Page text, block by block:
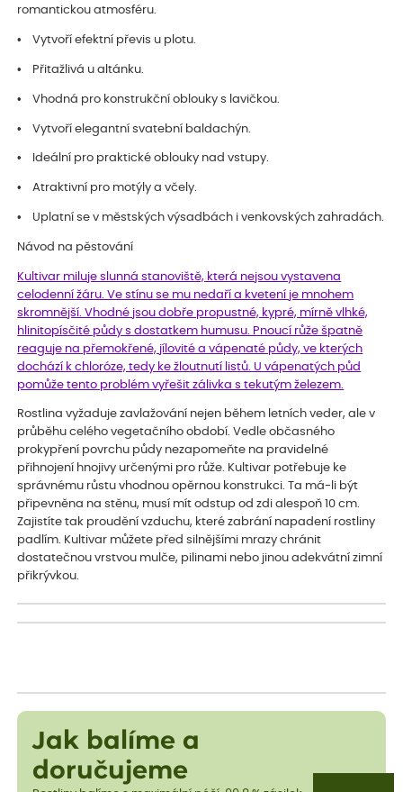
romantickou atmosféru.
• Vytvoří efektní převis u plotu.
• Přitažlivá u altánku.
• Vhodná pro konstrukční oblouky s lavičkou.
• Vytvoří elegantní svatební baldachýn.
• Ideální pro praktické oblouky nad vstupy.
• Atraktivní pro motýly a včely.
• Uplatní se v městských výsadbách i venkovských zahradách.
Návod na pěstování
Kultivar miluje slunná stanoviště, která nejsou vystavena
celodenní žáru. Ve stínu se mu nedaří a kvetení je mnohem
skromnější. Vhodné jsou dobře propustné, kypré, mírně vlhké,
hlinitopísčité půdy s dostatkem humusu. Pnoucí růže špatně
reaguje na přemokřené, jílovité a vápenaté půdy, ve kterých
dochází k chloróze, tedy ke žloutnutí listů. U vápenatých půd
pomůže tento problém vyřešit zálivka s tekutým železem.
Rostlina vyžaduje zavlažování nejen během letních veder, ale v
průběhu celého vegetačního období. Vedle občasného
prokypření povrchu půdy nezapomeňte na pravidelné
přihnojení hnojivy určenými pro růže. Kultivar potřebuje ke
správnému růstu vhodnou opěrnou konstrukci. Ta má-li být
připevněna na stěnu, musí mít odstup od zdi alespoň 10 cm.
Zajistíte tak proudění vzduchu, které zabrání napadení rostliny
padlím. Kultivar můžete před silnějšími mrazy chránit
dostatečnou vrstvou mulče, pilinami nebo jinou adekvátní zimní
přikrývkou.
Jak balíme a
doručujeme